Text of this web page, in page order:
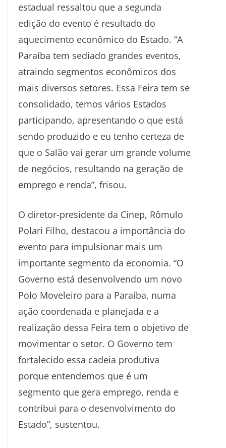
estadual ressaltou que a segunda
edição do evento é resultado do
aquecimento econômico do Estado. “A
Paraíba tem sediado grandes eventos,
atraindo segmentos econômicos dos
mais diversos setores. Essa Feira tem se
consolidado, temos vários Estados
participando, apresentando o que está
sendo produzido e eu tenho certeza de
que o Salão vai gerar um grande volume
de negócios, resultando na geração de
emprego e renda”, frisou.
O diretor-presidente da Cinep, Rômulo
Polari Filho, destacou a importância do
evento para impulsionar mais um
importante segmento da economia. “O
Governo está desenvolvendo um novo
Polo Moveleiro para a Paraíba, numa
ação coordenada e planejada e a
realização dessa Feira tem o objetivo de
movimentar o setor. O Governo tem
fortalecido essa cadeia produtiva
porque entendemos que é um
segmento que gera emprego, renda e
contribui para o desenvolvimento do
Estado”, sustentou.